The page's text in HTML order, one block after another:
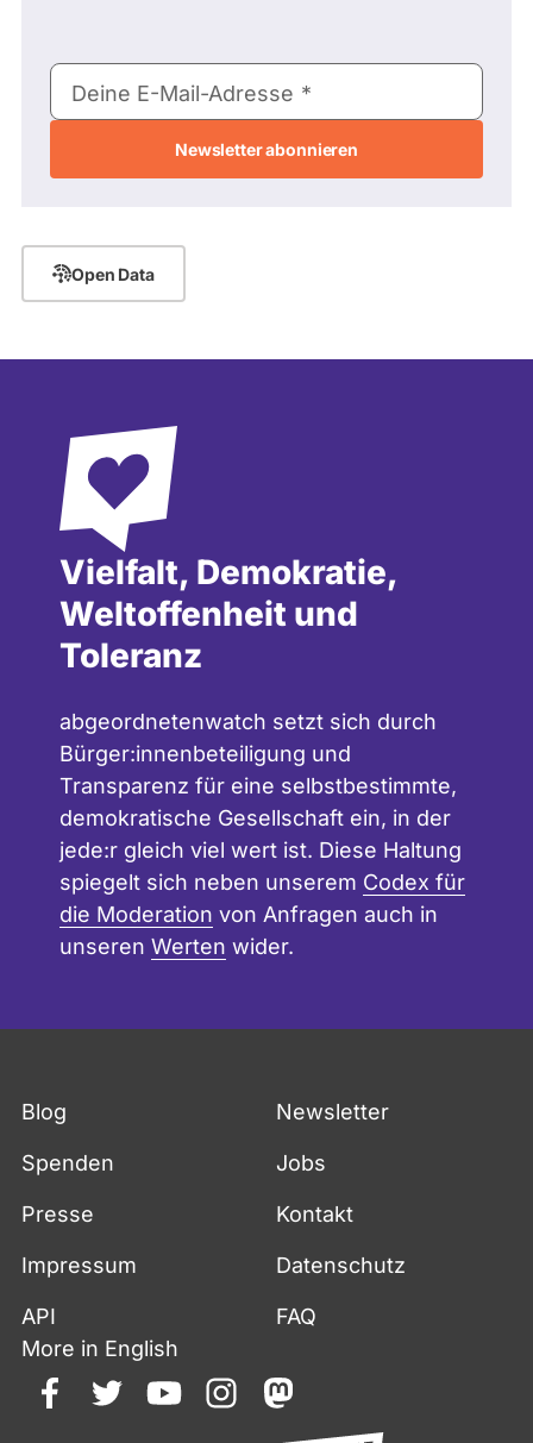
E-
Mail-
Deine E-Mail-Adresse
Open Data
Vielfalt, Demokratie,
Weltoffenheit und
Toleranz
abgeordnetenwatch setzt sich durch
Bürger:innenbeteiligung und
Transparenz für eine selbstbestimmte,
demokratische Gesellschaft ein, in der
jede:r gleich viel wert ist. Diese Haltung
spiegelt sich neben unserem Codex für
die Moderation von Anfragen auch in
unseren Werten wider.
Blog Newsletter
Spenden Jobs
Presse Kontakt
Impressum Datenschutz
API
FAQ
More in English
facebooktwitteryoutubeinstagrammastodon